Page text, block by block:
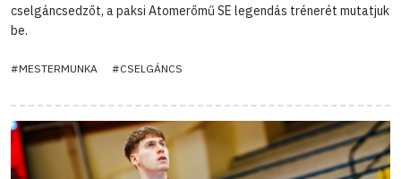
cselgáncsedzőt, a paksi Atomerőmű SE legendás trénerét mutatjuk
be.
#MESTERMUNKA #CSELGÁNCS